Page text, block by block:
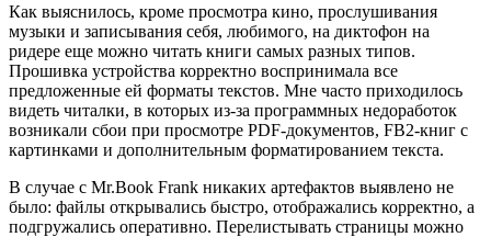
Как выяснилось, кроме просмотра кино, прослушивания
музыки и записывания себя, любимого, на диктофон на
ридере еще можно читать книги самых разных типов.
Прошивка устройства корректно воспринимала все
предложенные ей форматы текстов. Мне часто приходилось
видеть читалки, в которых из-за программных недоработок
возникали сбои при просмотре PDF-документов, FB2-книг с
картинками и дополнительным форматированием текста.
В случае с Mr.Book Frank никаких артефактов выявлено не
было: файлы открывались быстро, отображались корректно, а
подгружались оперативно. Перелистывать страницы можно